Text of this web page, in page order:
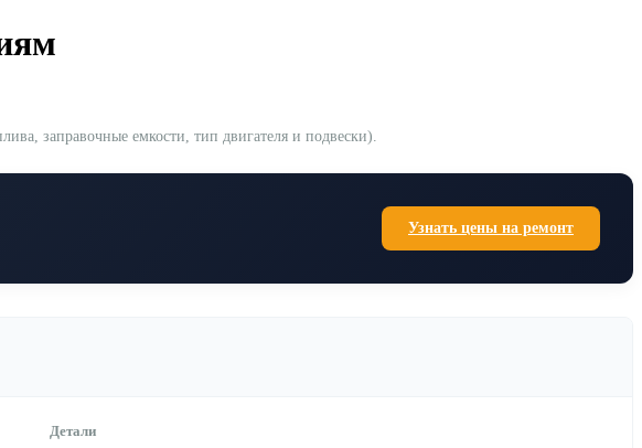
заправочные емкости, тип двигателя и подвески).
Узнать цены на ремонт
Детали